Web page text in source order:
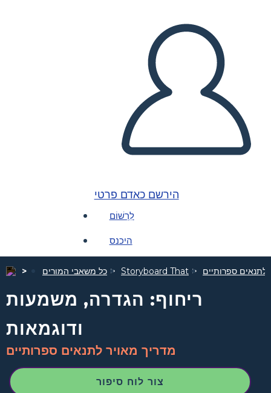
הירשם כאדם פרטי
לִרְשׁוֹם
היכנס
כל משאבי המורים Storyboard That לתנאים ספרותיים
ריחוף: הגדרה, משמעות
ודוגמאות
מדריך מאויר לתנאים ספרותיים
צור לוח סיפור